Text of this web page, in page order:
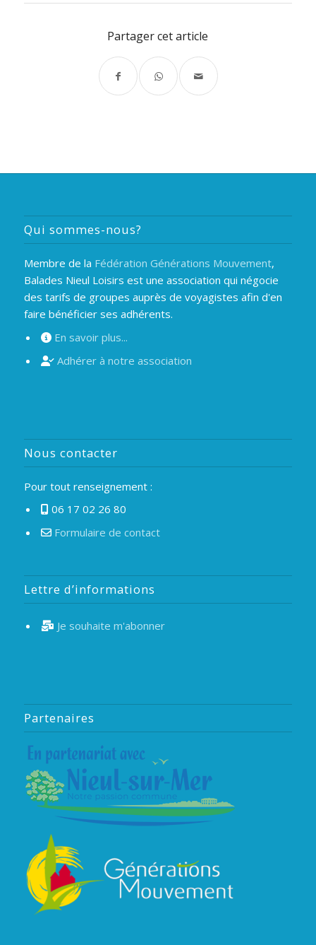
Partager cet article
Qui sommes-nous?
Membre de la Fédération Générations Mouvement,
Balades Nieul Loisirs est une association qui négocie
des tarifs de groupes auprès de voyagistes afin d'en
faire bénéficier ses adhérents.
En savoir plus...
Adhérer à notre association
Nous contacter
Pour tout renseignement :
06 17 02 26 80
Formulaire de contact
Lettre d’informations
Je souhaite m'abonner
Partenaires